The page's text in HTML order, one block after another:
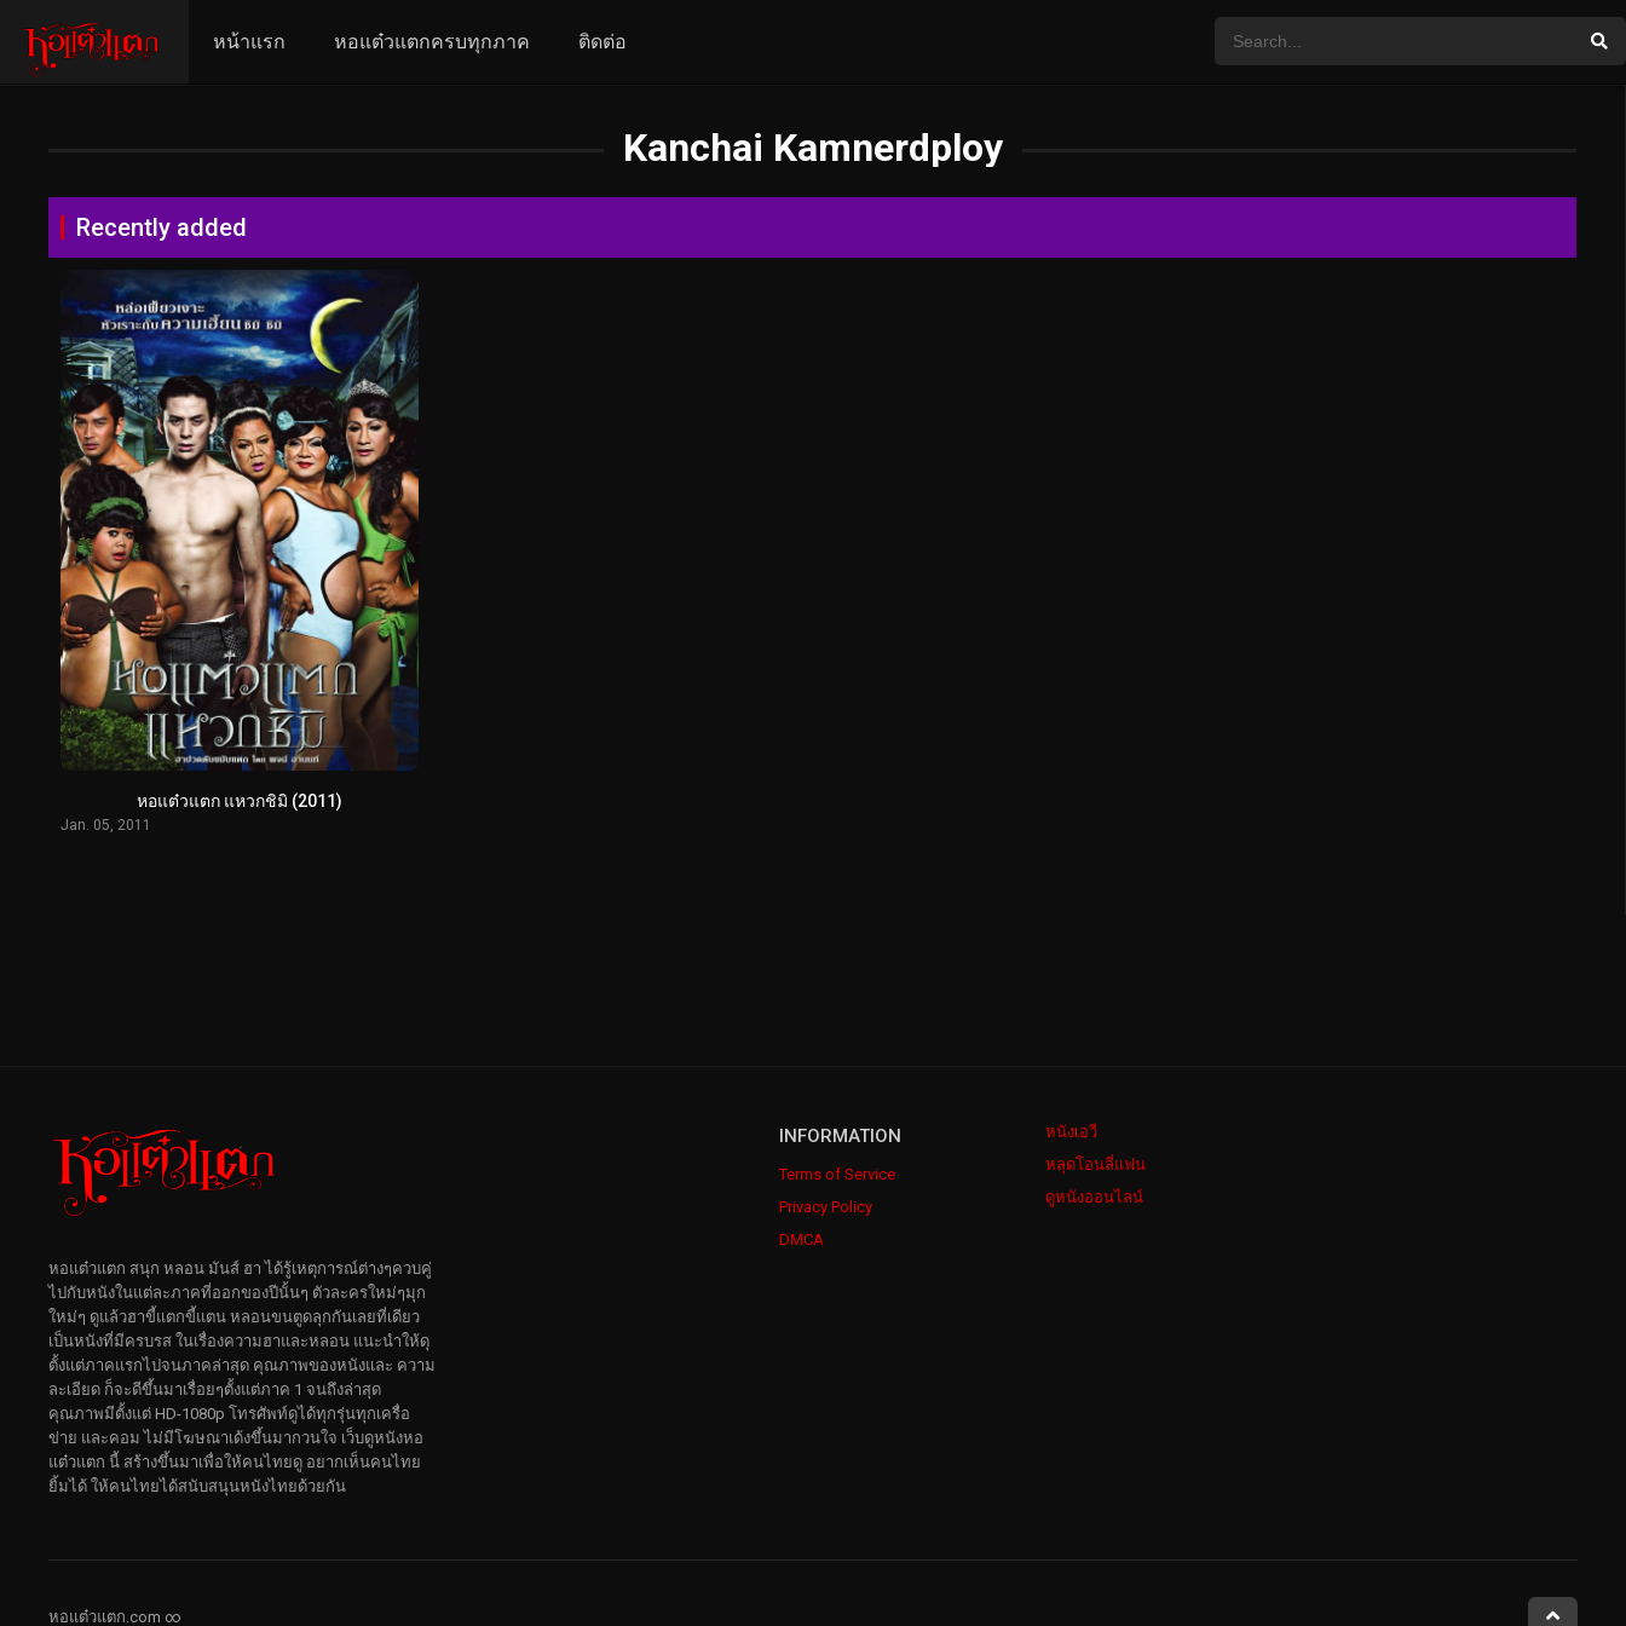
หน้าแรก หอแต๋วแตกครบทุกภาค ติดต่อ
Kanchai Kamnerdploy
Recently added
หอแต๋วแตก แหวกชิมิ (2011)
Jan. 05, 2011
INFORMATION
Terms of Service
Privacy Policy
DMCA
หนังเอวี
หลุดโอนลี่แฟน
ดูหนังออนไลน์
หอแต๋วแตก สนุก หลอน มันส์ ฮา ได้รู้เหตุการณ์ต่างๆควบคู่
ไปกับหนังในแต่ละภาคที่ออกของปีนั้นๆ ตัวละครใหม่ๆมุก
ใหม่ๆ ดูแล้วฮาขี้แตกขี้แตน หลอนขนตูดลุกกันเลยที่เดียว
เป็นหนังที่มีครบรส ในเรื่องความฮาและหลอน แนะนำให้ดุ
ตั้งแต่ภาคแรกไปจนภาคล่าสุด คุณภาพของหนังและ ความ
ละเอียด ก็จะดีขึ้นมาเรื่อยๆตั้งแต่ภาค 1 จนถึงล่าสุด
คุณภาพมีตั้งแต่ HD-1080p โทรศัพท์ดูได้ทุกรุ่นทุกเครื่อ
ข่าย และคอม ไม่มีโฆษณาเด้งขึ้นมากวนใจ เว็บดูหนังหอ
แต๋วแตก นี้ สร้างขึ้นมาเพื่อให้คนไทยดู อยากเห็นคนไทย
ยิ้มได้ ให้คนไทยได้สนับสนุนหนังไทยด้วยกัน
หอแต๋วแตก.com ∞